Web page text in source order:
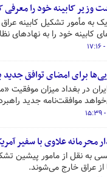
وزیر کابینه خود را معرفی
به مأمور تشکیل کابینه
کابینه خود را به نهادهای
برای امضای توافق جدید
در بغداد میزان
موافقت‌نامه جدید
محرمانه‌ علاوی با سفیر
به نقل از مامور پیشین
از عراق خارج می‌شوند.